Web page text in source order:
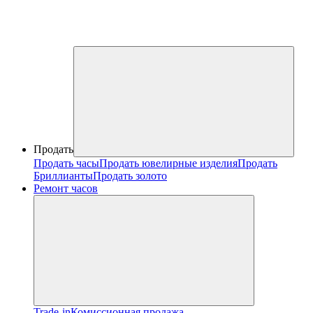
Продать
Продать часыПродать ювелирные изделияПродать
БриллиантыПродать золото
Ремонт часов